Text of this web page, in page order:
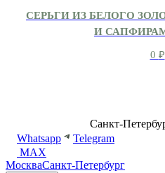
СЕРЬГИ ИЗ БЕЛОГО
И
0 ₽
Санкт-
Whatsapp
Telegram
MAX
МоскваСанкт-Петербург